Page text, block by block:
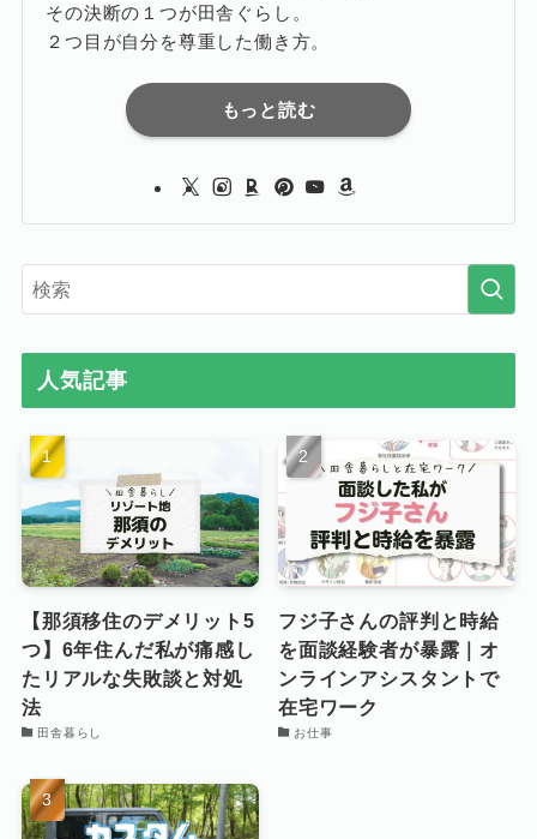
その決断の１つが田舎ぐらし。
２つ目が自分を尊重した働き方。
もっと読む
人気記事
【那須移住のデメリット5
つ】6年住んだ私が痛感し
たリアルな失敗談と対処
法
田舎暮らし
フジ子さんの評判と時給
を面談経験者が暴露｜オ
ンラインアシスタントで
在宅ワーク
お仕事